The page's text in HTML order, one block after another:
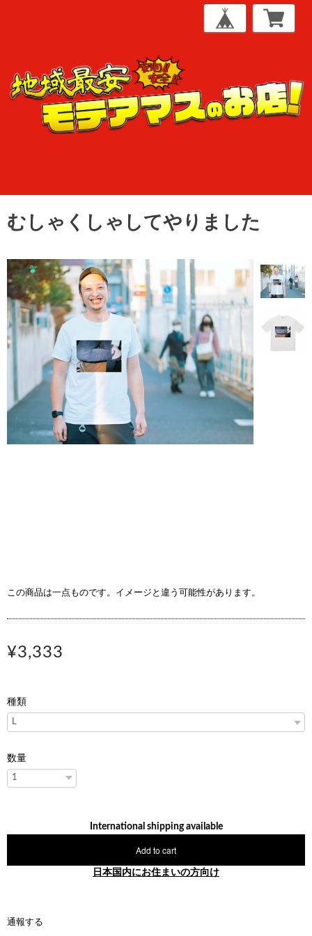
むしゃくしゃしてやりました
この商品は一点ものです。イメージと違う可能性があります。
¥3,333
種類
数量
International shipping available
Add to cart
日本国内にお住まいの方向け
通報する